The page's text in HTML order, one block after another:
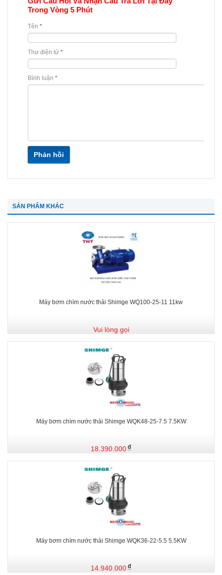
Trong Vòng 5 Phút
Tên *
Thư điện tử *
Bình luận *
Phản hồi
SẢN PHẨM KHÁC
Máy bơm chìm nước thải Shimge WQ100-25-11 11kw
Vui lòng gọi
Máy bơm chìm nước thải Shimge WQK48-25-7.5 7.5KW
18.390.000
Máy bơm chìm nước thải Shimge WQK36-22-5.5 5.5KW
14.940.000